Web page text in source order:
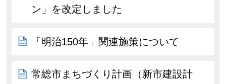
ン」を改定しました
「明治150年」関連施策について
常総市まちづくり計画（新市建設計